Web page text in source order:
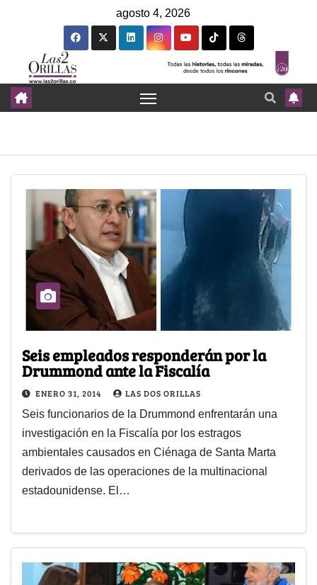
agosto 4, 2026
Seis empleados responderán por la
Drummond ante la Fiscalía
ENERO 31, 2014 LAS DOS ORILLAS
Seis funcionarios de la Drummond enfrentarán una
investigación en la Fiscalía por los estragos
ambientales causados en Ciénaga de Santa Marta
derivados de las operaciones de la multinacional
estadounidense. El…